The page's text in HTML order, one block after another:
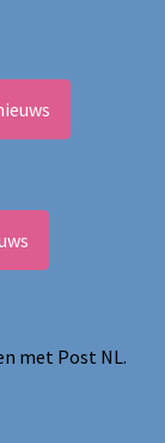
met Post NL.